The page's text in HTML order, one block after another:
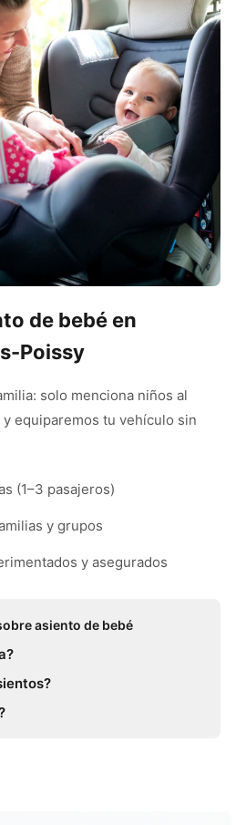
de bebé en
Poissy
solo menciona niños al
equiparemos tu vehículo sin
(1–3 pasajeros)
y grupos
y asegurados
asiento de bebé